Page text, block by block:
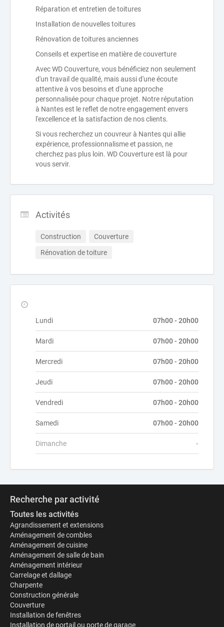
Réparation et entretien de toitures
Installation de nouvelles toitures
Rénovation de toitures anciennes
Conseils et expertise en matière de couverture
Avec WD Couverture, vous bénéficiez non seulement
d'un travail de qualité, mais aussi d'une écoute
attentive à vos besoins et d'une approche
personnalisée pour chaque projet. Notre réputation
à Nantes est le reflet de notre engagement envers
l'excellence et la satisfaction de nos clients.
Si vous recherchez un couvreur à Nantes qui allie
expérience, professionnalisme et passion, ne
cherchez pas plus loin. WD Couverture est là pour
vous servir.
Activités
Construction
Couverture
Rénovation de toiture
Lundi 07h00 - 20h00
Mardi 07h00 - 20h00
Mercredi 07h00 - 20h00
Jeudi 07h00 - 20h00
Vendredi 07h00 - 20h00
Samedi 07h00 - 20h00
Dimanche -
Recherche par activité
Toutes les activités
Agrandissement et extensions
Aménagement de combles
Aménagement de cuisine
Aménagement de salle de bain
Aménagement intérieur
Carrelage et dallage
Charpente
Construction générale
Couverture
Installation de fenêtres
Installation de portail ou porte de garage